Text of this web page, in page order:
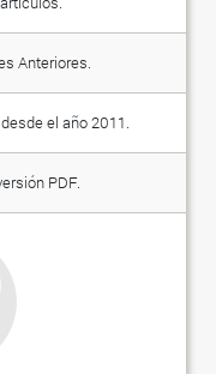
Anteriores.
el año 2011.
PDF.